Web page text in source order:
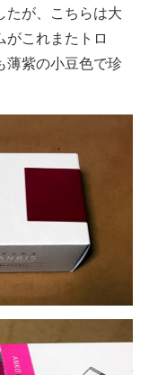
たが、こちらは大
がこれまたトロ
薄紫の小豆色で珍